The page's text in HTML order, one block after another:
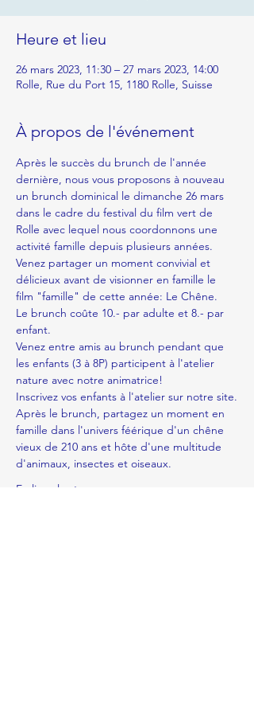
Heure et lieu
26 mars 2023, 11:30 – 27 mars 2023, 14:00
Rolle, Rue du Port 15, 1180 Rolle, Suisse
À propos de l'événement
Après le succès du brunch de l'année
dernière, nous vous proposons à nouveau
un brunch dominical le dimanche 26 mars
dans le cadre du festival du film vert de
Rolle avec lequel nous coordonnons une
activité famille depuis plusieurs années.
Venez partager un moment convivial et
délicieux avant de visionner en famille le
film "famille" de cette année: Le Chêne.
Le brunch coûte 10.- par adulte et 8.- par
enfant.
Venez entre amis au brunch pendant que
les enfants (3 à 8P) participent à l'atelier
nature avec notre animatrice!
Inscrivez vos enfants à l'atelier sur notre site.
Après le brunch, partagez un moment en
famille dans l'univers féérique d'un chêne
vieux de 210 ans et hôte d'une multitude
d'animaux, insectes et oiseaux.
En lire plus >